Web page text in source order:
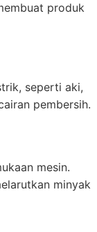
produk
seperti aki,
pembersih.
mesin.
minyak